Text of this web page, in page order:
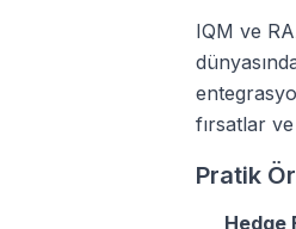
IQM ve
fırsatlar
Pratik
Hedge